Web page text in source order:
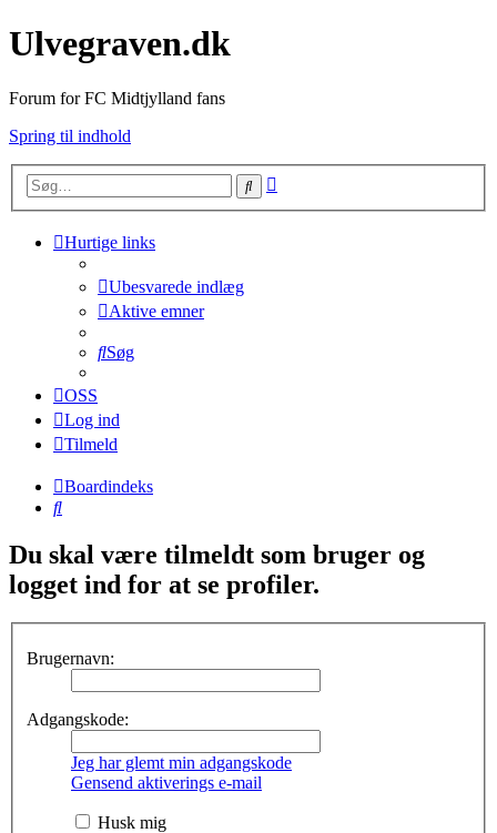
Ulvegraven.dk
Forum for FC Midtjylland fans
Spring til indhold
Søg
Hurtige links
Ubesvarede indlæg
Aktive emner
Søg
OSS
Log ind
Tilmeld
Boardindeks
Søg
Du skal være tilmeldt som bruger og
logget ind for at se profiler.
Brugernavn:
Adgangskode:
Jeg har glemt min adgangskode
Gensend aktiverings e-mail
Husk mig